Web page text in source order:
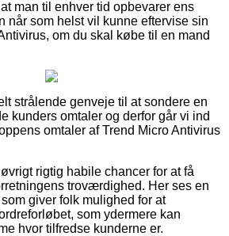
man til enhver tid opbevarer ens
når som helst vil kunne eftervise sin
om du skal købe til en mand
strålende genveje til at sondere en
kunders omtaler og derfor går vi ind
omtaler af Trend Micro Antivirus
rigtig habile chancer for at få
troværdighed. Her ses en
giver folk mulighed for at
som ydermere kan
hvor tilfredse kunderne er.